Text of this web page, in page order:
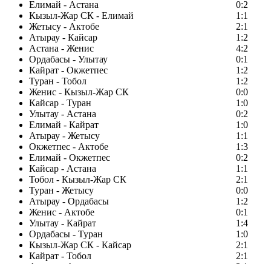
Елимай - Астана
0:2
Кызыл-Жар СК - Елимай
1:1
Жетысу - Актобе
2:1
Атырау - Кайсар
1:2
Астана - Женис
4:2
Ордабасы - Улытау
0:1
Кайрат - Окжетпес
1:2
Туран - Тобол
1:2
Женис - Кызыл-Жар СК
0:0
Кайсар - Туран
1:0
Улытау - Астана
0:2
Елимай - Кайрат
1:0
Атырау - Жетысу
1:1
Окжетпес - Актобе
1:3
Елимай - Окжетпес
0:2
Кайсар - Астана
1:1
Тобол - Кызыл-Жар СК
2:1
Туран - Жетысу
0:0
Атырау - Ордабасы
1:2
Женис - Актобе
0:1
Улытау - Кайрат
1:4
Ордабасы - Туран
1:0
Кызыл-Жар СК - Кайсар
2:1
Кайрат - Тобол
2:1